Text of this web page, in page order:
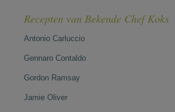
Recepten van Bekende Chef Koks
Antonio Carluccio
Gennaro Contaldo
Gordon Ramsay
Jamie Oliver